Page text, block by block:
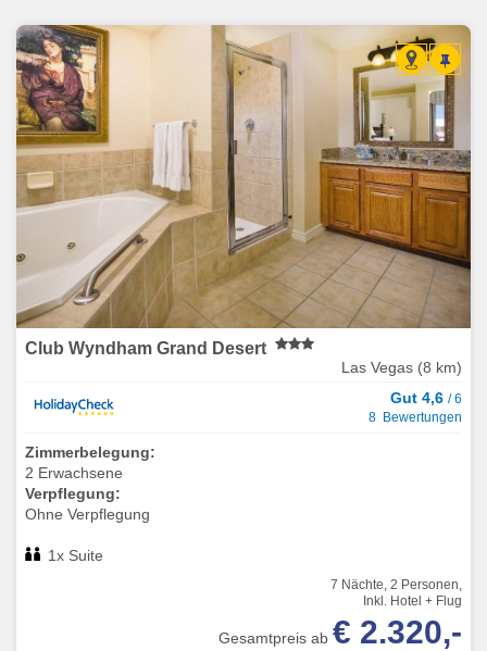
Club Wyndham Grand Desert
Las Vegas (8 km)
Gut 4,6 / 6
8 Bewertungen
Zimmerbelegung:
2 Erwachsene
Verpflegung:
Ohne Verpflegung
1x Suite
7 Nächte, 2 Personen,
Inkl. Hotel + Flug
Gesamtpreis ab € 2.320,-